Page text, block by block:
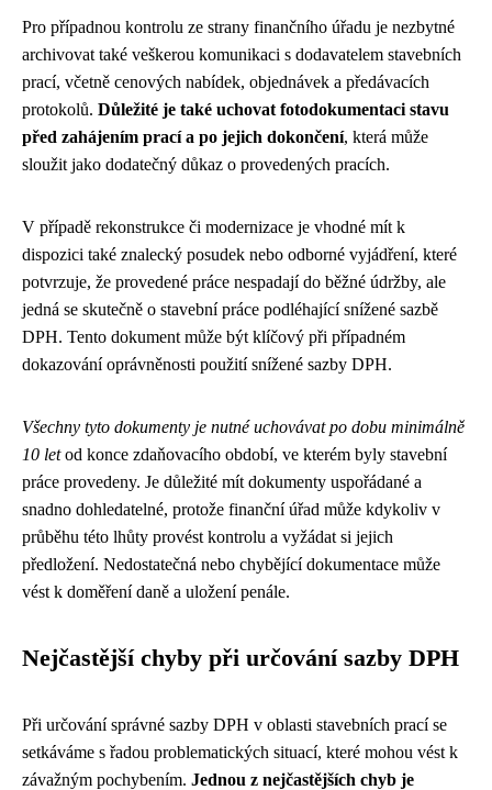
Pro případnou kontrolu ze strany finančního úřadu je nezbytné
archivovat také veškerou komunikaci s dodavatelem stavebních
prací, včetně cenových nabídek, objednávek a předávacích
protokolů. Důležité je také uchovat fotodokumentaci stavu
před zahájením prací a po jejich dokončení, která může
sloužit jako dodatečný důkaz o provedených pracích.
V případě rekonstrukce či modernizace je vhodné mít k
dispozici také znalecký posudek nebo odborné vyjádření, které
potvrzuje, že provedené práce nespadají do běžné údržby, ale
jedná se skutečně o stavební práce podléhající snížené sazbě
DPH. Tento dokument může být klíčový při případném
dokazování oprávněnosti použití snížené sazby DPH.
Všechny tyto dokumenty je nutné uchovávat po dobu minimálně
10 letod konce zdaňovacího období, ve kterém byly stavební
práce provedeny. Je důležité mít dokumenty uspořádané a
snadno dohledatelné, protože finanční úřad může kdykoliv v
průběhu této lhůty provést kontrolu a vyžádat si jejich
předložení. Nedostatečná nebo chybějící dokumentace může
vést k doměření daně a uložení penále.
Nejčastější chyby při určování sazby DPH
Při určování správné sazby DPH v oblasti stavebních prací se
setkáváme s řadou problematických situací, které mohou vést k
závažným pochybením. Jednou z nejčastějších chyb je